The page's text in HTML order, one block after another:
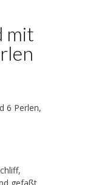
mit
6 Perlen,